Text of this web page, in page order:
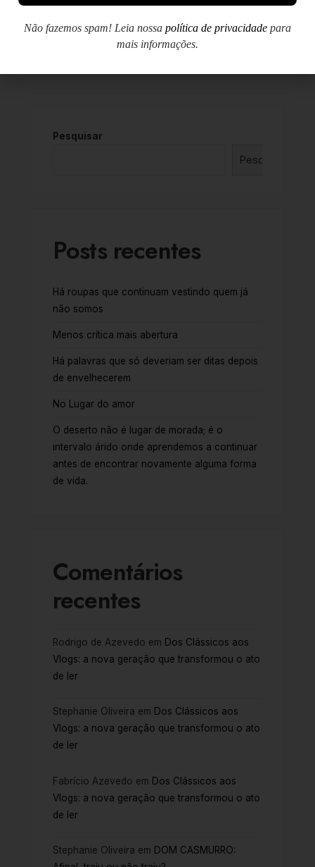
Pesquisar
Pesquisar
Posts recentes
Há roupas que continuam vestindo quem já
não somos
Menos crítica mais abertura
Há palavras que só deveriam ser ditas depois
de envelhecerem
No Lugar do amor
O deserto não é lugar de morada; é o
intervalo árido onde aprendemos a continuar
antes de encontrar novamente alguma forma
de vida.
Comentários
recentes
Rodrigo de Azevedo em Dos Clássicos aos
Vlogs: a nova geração que transformou o ato
de ler
Stephanie Oliveira em Dos Clássicos aos
Vlogs: a nova geração que transformou o ato
de ler
Fabrício Azevedo em Dos Clássicos aos
Vlogs: a nova geração que transformou o ato
de ler
Stephanie Oliveira em DOM CASMURRO:
Não fazemos spam! Leia nossa política de privacidade para
mais informações.